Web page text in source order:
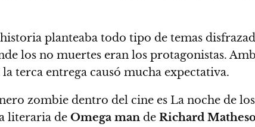
planteaba todo tipo de temas
los no muertes eran los protagonistas.
terca entrega causó mucha expectativa.
zombie dentro del cine es La noche de
literaria de Omega man de Richard